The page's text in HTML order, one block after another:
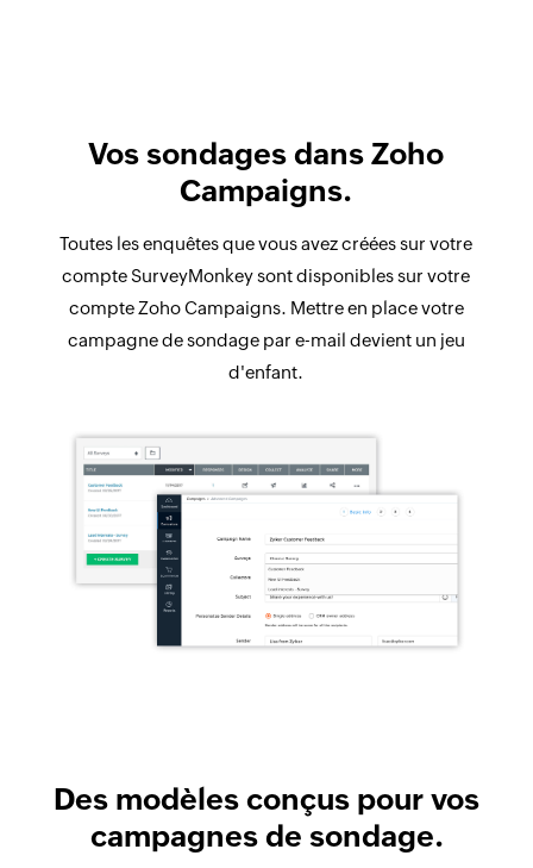
Vos sondages dans Zoho
Campaigns.
Toutes les enquêtes que vous avez créées sur votre
compte SurveyMonkey sont disponibles sur votre
compte Zoho Campaigns. Mettre en place votre
campagne de sondage par e-mail devient un jeu
d'enfant.
Des modèles conçus pour vos
campagnes de sondage.